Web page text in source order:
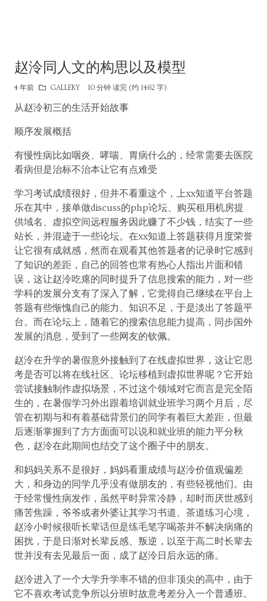
赵泠同人文的构思以及模型
4 年前 GALLERY 10 分钟 读完 (约 1462 字)
从赵泠初三的生活开始故事
顺序发展概括
有慢性病比如咽炎、哮喘、胃病什么的，经常需要去医院
看病但是治标不治本让它有点难受
学习考试成绩很好，但并不看重这个，上xx知道平台答题
乐在其中，接单做discuss的php论坛、购买租用机房提
供域名、虚拟空间远程服务因此赚了不少钱，结实了一些
站长，并混迹于一些论坛。在xx知道上答题获得月度荣誉
让它很有成就感，然而在观看其他答题者的记录时它感到
了知识的差距，自己的回答也常有热心人指出片面和错
误，这让赵泠吃瘪的同时提升了信息搜索的能力，对一些
学科的发展分支有了深入了解，它觉得自己继续在平台上
答题有些惭愧自己的能力、知识不足，于是淡出了答题平
台。而在论坛上，随着它的搜索信息能力提高，同步国外
发展的消息，受到了一些网友的钦佩。
赵泠在升学的暑假意外接触到了在线虚拟世界，这让它思
考是否可以将在线社区、论坛移植到虚拟世界呢？它开始
尝试接触制作虚拟场景，不过这个领域对它而言是完全陌
生的，在暑假学习外出跟着培训就业班学习两个月后，尽
管在初期与和有着基础背景们的同学有着巨大差距，但最
后逐渐掌握到了方方面面可以说和就业班的能力平分秋
色，赵泠在此期间也结交了这个圈子中的朋友。
和妈妈关系不是很好，妈妈看重成绩与赵泠价值观偏差
大，和身边的同学几乎没有做朋友的，有些轻视他们。由
于经常慢性病发作，虽然平时异常冷静，却时而厌世感到
痛苦焦躁，爷爷或者外婆让其学习书道、茶道练习心境，
赵泠小时候很听长辈话但是练毛笔字喝茶并不解决病痛的
困扰，于是日渐对长辈反感、叛逆，以至于高二时长辈去
世并没有去见最后一面，成了赵泠日后永远的痛。
赵泠进入了一个大学升学率不错的但非顶尖的高中，由于
它不喜欢考试竞争所以分班时故意考差分入一个普通班。